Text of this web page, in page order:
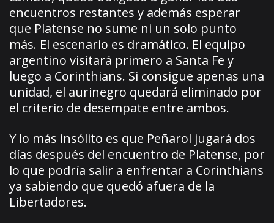
encuentros restantes y además esperar
que Platense no sume ni un solo punto
más. El escenario es dramático. El equipo
argentino visitará primero a Santa Fe y
luego a Corinthians. Si consigue apenas una
unidad, el aurinegro quedará eliminado por
el criterio de desempate entre ambos.
Y lo más insólito es que Peñarol jugará dos
días después del encuentro de Platense, por
lo que podría salir a enfrentar a Corinthians
ya sabiendo que quedó afuera de la
Libertadores.